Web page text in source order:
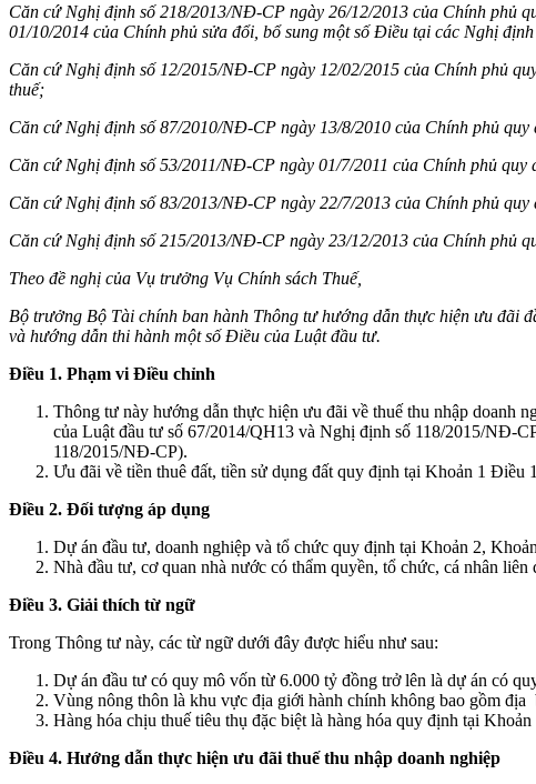
Căn cứ Nghị định số218/2013/NĐ-CP ngày 26/12/2013 của Chính phủ
01/10/2014 của Chính phủ sửa đổi, bổ sung một số Điều tại các Nghị
Căn cứ Nghị định số12/2015/NĐ-CP ngày 12/02/2015 của Chính phủ
thuế;
Căn cứ Nghị định số 87/2010/NĐ-CP ngày 13/8/2010 của Chính phủ quy
Căn cứ Nghị định số 53/2011/NĐ-CP ngày 01/7/2011 của Chính phủ quy
Căn cứ Nghị định số83/2013/NĐ-CP ngày 22/7/2013 của Chính phủ quy
Căn cứ Nghị định số215/2013/NĐ-CP ngày 23/12/2013 của Chính phủ
Theo đề nghị của Vụ trưởng Vụ Chính sách Thuế,
Bộ trưởng Bộ Tài chính ban hành Thông tư hướng dẫn thực hiện ưu đãi
và hướng dẫn thi hành một số Điều của Luật đầu tư.
Điều 1. Phạm vi Điều chỉnh
Thông tư này hướng dẫn thực hiện ưu đãi về thuế thu nhập doanh
của Luật đầu tư số 67/2014/QH13 và Nghị định số 118/2015/NĐ-
118/2015/NĐ-CP).
Ưu đãi về tiền thuê đất, tiền sử dụng đất quy định tại Khoản 1
Điều 2. Đối tượng áp dụng
Dự án đầu tư, doanh nghiệp và tổ chức quy định tại Khoản 2,
Nhà đầu tư, cơ quan nhà nước có thẩm quyền, tổ chức, cá nhân
Điều 3. Giải thích từ ngữ
Trong Thông tư này, các từ ngữ dưới đây được hiểu như sau:
Dự án đầu tư có quy mô vốn từ 6.000 tỷ đồng trở lên là dự án có
Vùng nông thôn là khu vực địa giới hành chính không bao gồm
Hàng hóa chịu thuế tiêu thụ đặc biệt là hàng hóa quy định tại
Điều 4. Hướng dẫn thực hiện ưu đãi thuế thu nhập doanh nghiệp